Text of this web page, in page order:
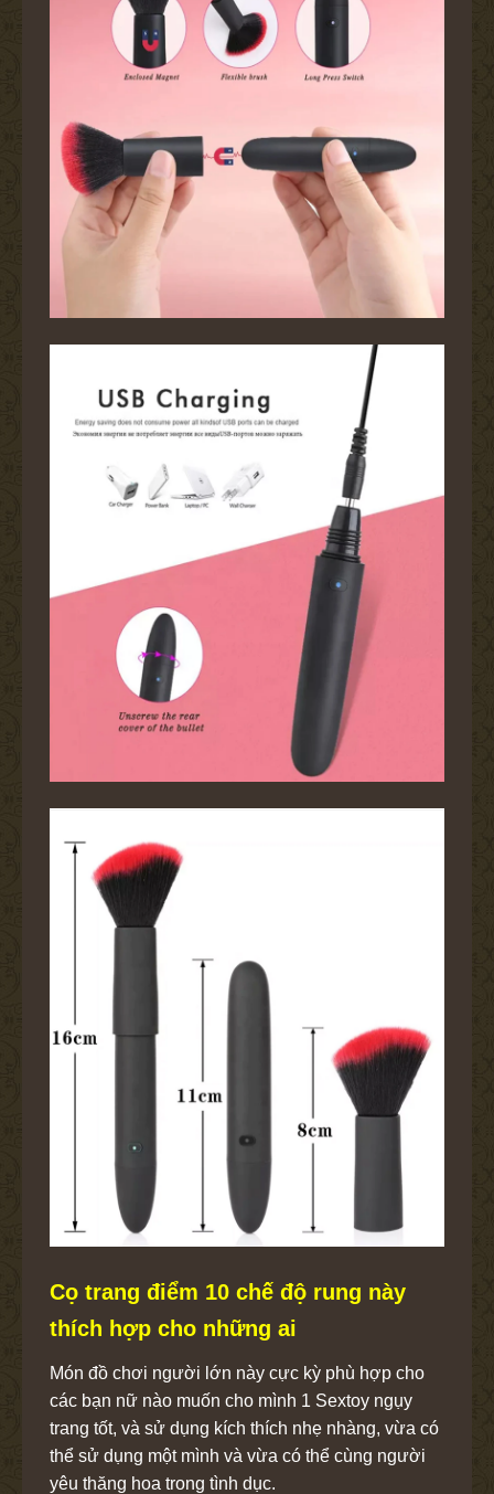
Cọ trang điểm 10 chế độ rung này
thích hợp cho những ai
Món đồ chơi người lớn này cực kỳ phù hợp cho
các bạn nữ nào muốn cho mình 1 Sextoy ngụy
trang tốt, và sử dụng kích thích nhẹ nhàng, vừa có
thể sử dụng một mình và vừa có thể cùng người
yêu thăng hoa trong tình dục.